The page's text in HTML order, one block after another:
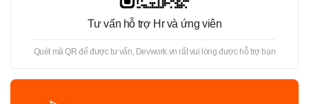
Tư vấn hỗ trợ Hr và ứng viên
Quét mã QR để được tư vấn, Devwork.vn rất vui lòng được hỗ trợ bạn